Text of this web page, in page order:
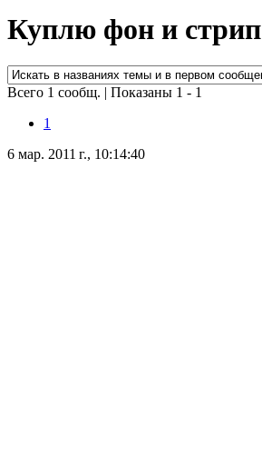
Куплю фон и стрип
Всего 1 сообщ. | Показаны 1 - 1
1
6 мар. 2011 г., 10:14:40